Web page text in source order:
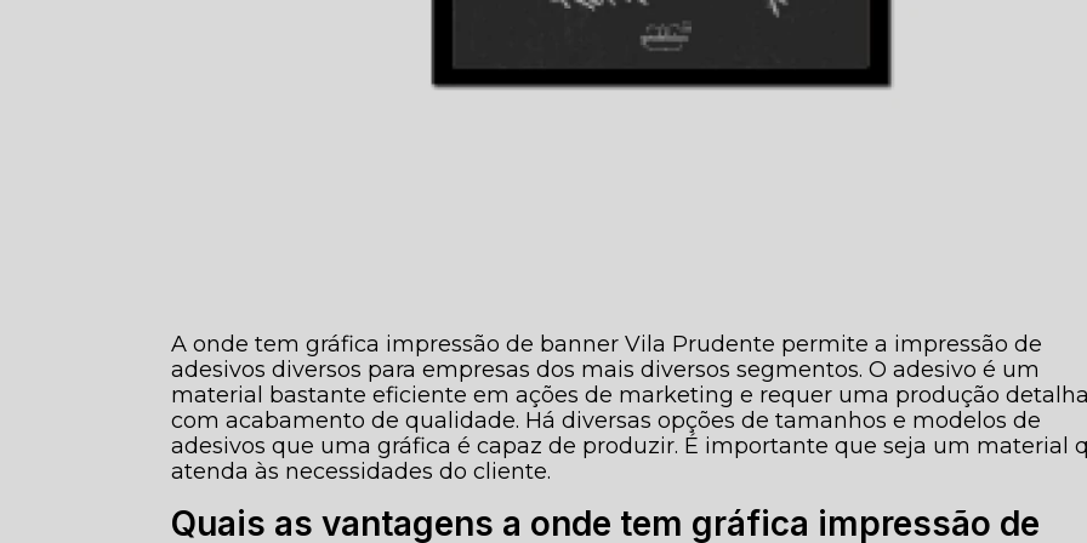
A onde tem gráfica impressão de banner Vila Prudente permite a impressão de
adesivos diversos para empresas dos mais diversos segmentos. O adesivo é um
material bastante eficiente em ações de marketing e requer uma produção
com acabamento de qualidade. Há diversas opções de tamanhos e modelos de
adesivos que uma gráfica é capaz de produzir. É importante que seja um material
atenda às necessidades do cliente.
Quais as vantagens a onde tem gráfica impressão de